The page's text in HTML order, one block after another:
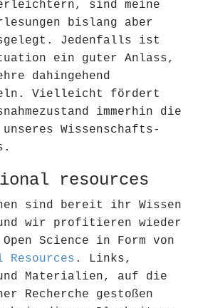
sind meine
bislang aber
Jedenfalls ist
ein guter Anlass,
dahingehend
Vielleicht fördert
immerhin die
Wissenschafts-
resources
sind bereit ihr Wissen
wir profitieren wieder
Science in Form von
Resources . Links,
Materialien, auf die
Recherche gestoßen